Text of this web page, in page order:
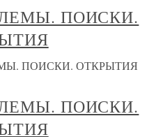
ПОИСКИ.
ПОИСКИ. ОТКРЫТИЯ
ПОИСКИ.